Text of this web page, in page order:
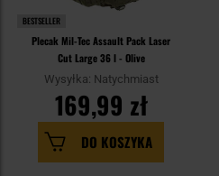
BESTSELLER
Plecak Mil-Tec Assault Pack Laser
Cut Large 36 l - Olive
Wysyłka: Natychmiast
169,99 zł
DO KOSZYKA